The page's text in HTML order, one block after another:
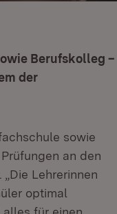
Berufskolleg –
der
sowie
an den
Lehrerinnen
optimal